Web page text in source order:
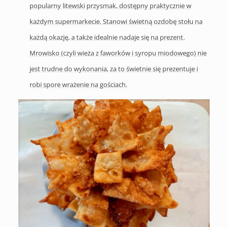
popularny litewski przysmak, dostępny praktycznie w
każdym supermarkecie. Stanowi świetną ozdobę stołu na
każdą okazję, a także idealnie nadaje się na prezent.
Mrowisko (czyli wieża z faworków i syropu miodowego) nie
jest trudne do wykonania, za to świetnie się prezentuje i
robi spore wrażenie na gościach.